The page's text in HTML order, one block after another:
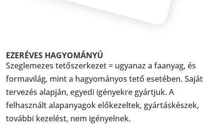
EZERÉVES HAGYOMÁNYÚ
Szeglemezes tetőszerkezet = ugyanaz a faanyag, és
formavilág, mint a hagyományos tető esetében. Saját
tervezés alapján, egyedi igényekre gyártjuk. A
felhasznált alapanyagok előkezeltek, gyártáskészek,
további kezelést, nem igényelnek.